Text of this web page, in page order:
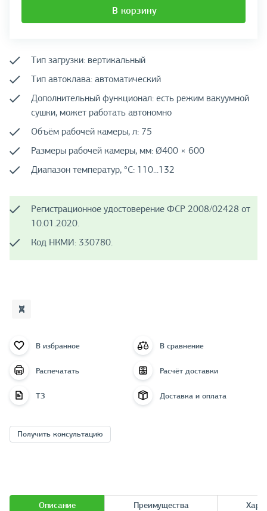
В корзину
Тип загрузки: вертикальный
Тип автоклава: автоматический
Дополнительный функционал: есть режим вакуумной
сушки, может работать автономно
Объём рабочей камеры, л: 75
Размеры рабочей камеры, мм: Ø400 × 600
Диапазон температур, °C: 110...132
Регистрационное удостоверение ФСР 2008/02428 от
10.01.2020.
Код НКМИ: 330780.
В избранное В сравнение
Распечатать Расчёт доставки
ТЗ Доставка и оплата
Получить консультацию
Описание Преимущества